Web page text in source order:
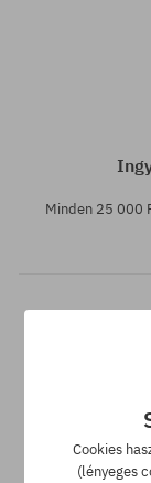
Minden 25 000
Cookies
(lényeges